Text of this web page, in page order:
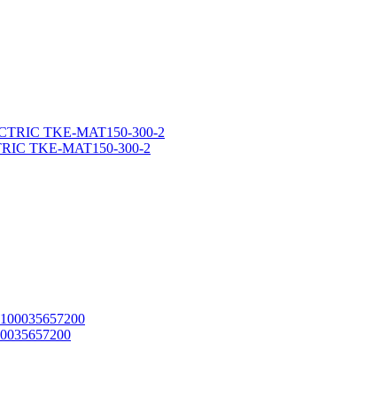
TKE-MAT150-300-2